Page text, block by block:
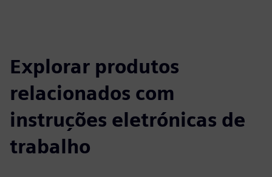
Explorar produtos
relacionados com
instruções eletrónicas de
trabalho